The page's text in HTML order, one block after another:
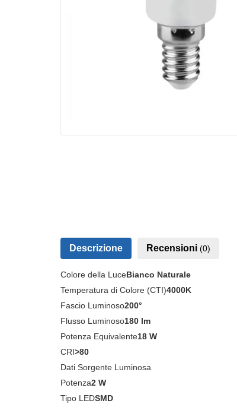
Descrizione Recensioni (0)
Colore della LuceBianco Naturale
Temperatura di Colore (CTI)4000K
Fascio Luminoso200°
Flusso Luminoso180 lm
Potenza Equivalente18 W
CRI>80
Dati Sorgente Luminosa
Potenza2 W
Tipo LEDSMD